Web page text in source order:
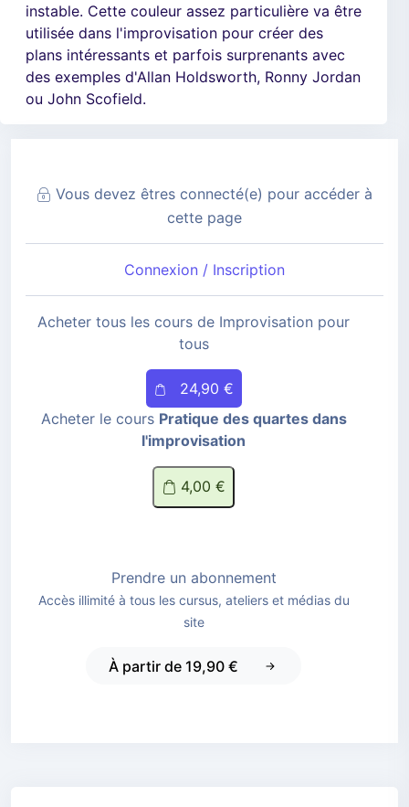
instable. Cette couleur assez particulière va être
utilisée dans l'improvisation pour créer des
plans intéressants et parfois surprenants avec
des exemples d'Allan Holdsworth, Ronny Jordan
ou John Scofield.
Vous devez êtres connecté(e) pour accéder à
cette page
Connexion / Inscription
Acheter tous les cours de Improvisation pour
tous
24,90 €
Acheter le cours Pratique des quartes dans
l'improvisation
4,00 €
Prendre un abonnement
Accès illimité à tous les cursus, ateliers et médias du
site
À partir de 19,90 €